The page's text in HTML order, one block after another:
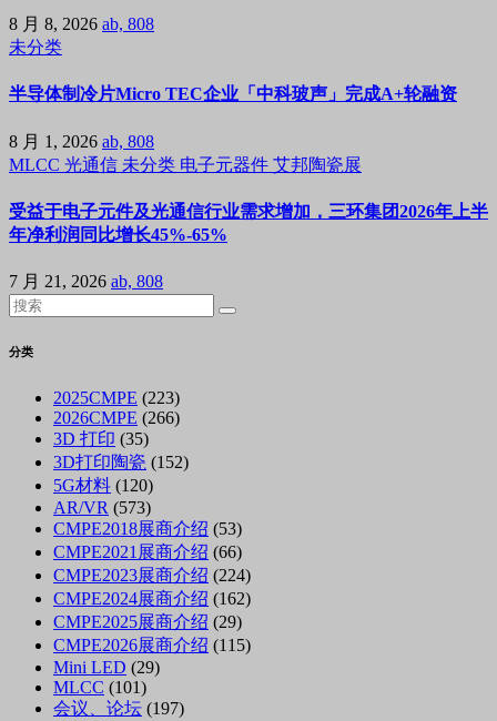
8 月 8, 2026 ab, 808
未分类
半导体制冷片Micro TEC企业「中科玻声」完成A+轮融资
8 月 1, 2026 ab, 808
MLCC 光通信 未分类 电子元器件 艾邦陶瓷展
受益于电子元件及光通信行业需求增加，三环集团2026年上半
年净利润同比增长45%-65%
7 月 21, 2026 ab, 808
分类
2025CMPE (223)
2026CMPE (266)
3D 打印 (35)
3D打印陶瓷 (152)
5G材料 (120)
AR/VR (573)
CMPE2018展商介绍 (53)
CMPE2021展商介绍 (66)
CMPE2023展商介绍 (224)
CMPE2024展商介绍 (162)
CMPE2025展商介绍 (29)
CMPE2026展商介绍 (115)
Mini LED (29)
MLCC (101)
会议、论坛 (197)